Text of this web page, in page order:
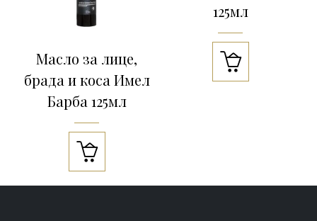
Масло за лице,
брада и коса Имел
Барба 125мл

125мл
